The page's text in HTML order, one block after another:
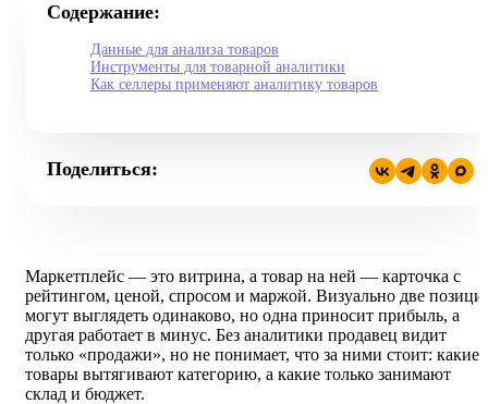
Маркетплейс — это витрина, а товар на ней — карточка с
рейтингом, ценой, спросом и маржой. Визуально две
могут выглядеть одинаково, но одна приносит прибыль, а
другая работает в минус. Без аналитики продавец видит
только «продажи», но не понимает, что за ними стоит: какие
товары вытягивают категорию, а какие только занимают
склад и бюджет.
Содержание:
Данные для анализа товаров
Инструменты для товарной аналитики
Как селлеры применяют аналитику товаров
Поделиться: